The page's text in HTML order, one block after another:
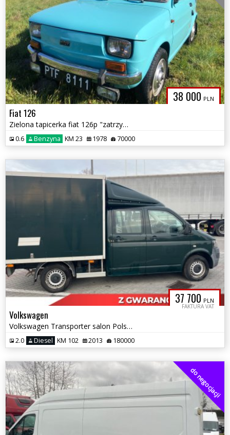
38 000 PLN
Fiat 126
Zielona tapicerka fiat 126p "zatrzymany w latach 70-80 tych "
0.6 Benzyna KM 23 1978 70000
37 700 PLN
FAKTURA VAT
Volkswagen
Volkswagen Transporter salon Polska doka 6 osób skrzynia , kontener
2.0 Diesel KM 102 2013 180000
do negocjacji